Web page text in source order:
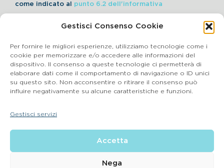
Gestisci Consenso Cookie
Per fornire le migliori esperienze, utilizziamo tecnologie come i
cookie per memorizzare e/o accedere alle informazioni del
dispositivo. Il consenso a queste tecnologie ci permetterà di
elaborare dati come il comportamento di navigazione o ID unici
su questo sito. Non acconsentire o ritirare il consenso può
influire negativamente su alcune caratteristiche e funzioni.
Gestisci servizi
Accetta
Nega
come indicato al punto 6.2 dell'informativa
Iscriviti alla Newsletter
Cookie Policy
P.IVA 03864990134 SDI:SUBM70N REA: BS – 602533 – Capitale
sociale deliberato 34,732.500, i.v. –
| Email: